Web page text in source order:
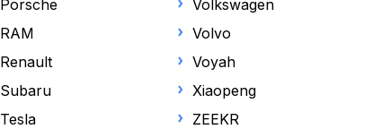
Porsche
RAM
Renault
Subaru
Tesla
Volkswagen
Volvo
Voyah
Xiaopeng
ZEEKR